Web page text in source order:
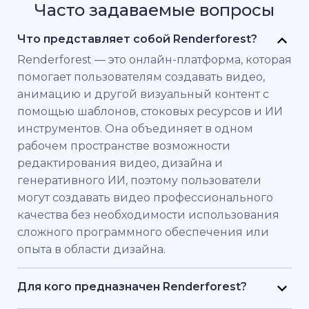
Часто задаваемые вопросы
Что представляет собой Renderforest?
Renderforest — это онлайн-платформа, которая
помогает пользователям создавать видео,
анимацию и другой визуальный контент с
помощью шаблонов, стоковых ресурсов и ИИ
инструментов. Она объединяет в одном
рабочем пространстве возможности
редактирования видео, дизайна и
генеративного ИИ, поэтому пользователи
могут создавать видео профессионального
качества без необходимости использования
сложного программного обеспечения или
опыта в области дизайна.
Для кого предназначен Renderforest?